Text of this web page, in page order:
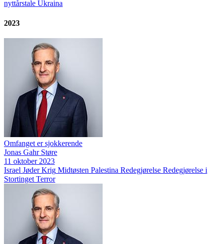
nyttårstale Ukraina
2023
Omfanget er sjokkerende
Jonas Gahr Støre
11 oktober 2023
Israel Jøder Krig Midtøsten Palestina Redegjørelse Redegjørelse i
Stortinget Terror